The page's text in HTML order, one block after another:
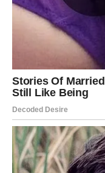
Škorpija
Pred vama su dani
pozitivan utjecaj.
korist, a finansije će
dolazi mnogo više
Jedna osoba pokazat
Strijelac